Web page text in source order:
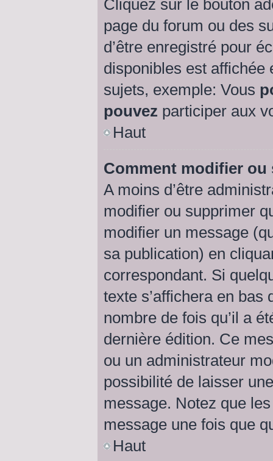
Cliquez sur le bouton
page du forum ou des
d’être enregistré pour
disponibles est affichée
sujets, exemple: Vous
pouvez participer aux
Haut
Comment modifier
A moins d’être
modifier ou supprimer
modifier un message
sa publication) en
correspondant. Si
texte s’affichera en bas
nombre de fois qu’il a
dernière édition. Ce
ou un administrateur
possibilité de laisser
message. Notez que
message une fois que
Haut